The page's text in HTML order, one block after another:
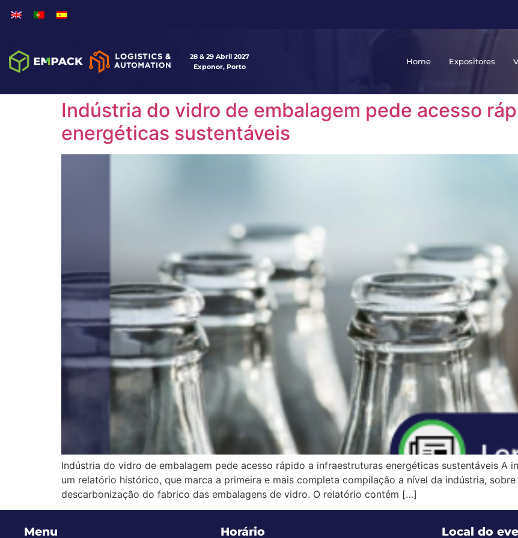
28 & 29 Abril 2027
Exponor, Porto
Home Expositores
Indústria do vidro de embalagem pede acesso
energéticas sustentáveis
Indústria do vidro de embalagem pede acesso rápido a infraestruturas energéticas sustentáveis A
um relatório histórico, que marca a primeira e mais completa compilação a nível da indústria,
descarbonização do fabrico das embalagens de vidro. O relatório contém […]
Menu Horário Local do